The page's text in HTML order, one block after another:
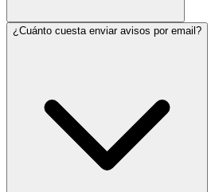
¿Cuánto cuesta enviar avisos por email?